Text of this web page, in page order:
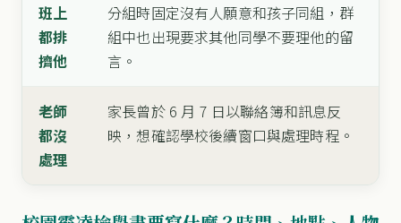
班上
都排
擠他
分組時固定沒有人願意和孩子同組，群
組中也出現要求其他同學不要理他的留
言。
老師
都沒
處理
家長曾於 6 月 7 日以聯絡簿和訊息反
映，想確認學校後續窗口與處理時程。